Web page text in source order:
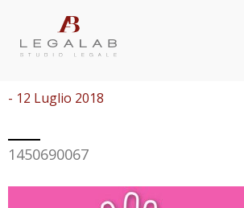
- 12 Luglio 2018
1450690067